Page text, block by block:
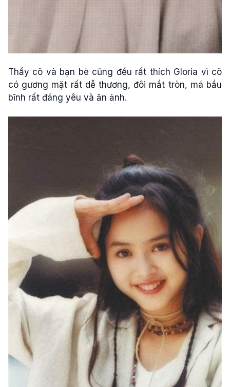
Thầy cô và bạn bè cũng đều rất thích Gloria vì cô
có gương mặt rất dễ thương, đôi mắt tròn, má bầu
bĩnh rất đáng yêu và ăn ảnh.